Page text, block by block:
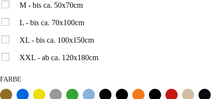
M - bis ca. 50x70cm
L - bis ca. 70x100cm
XL - bis ca. 100x150cm
XXL - ab ca. 120x180cm
FARBE